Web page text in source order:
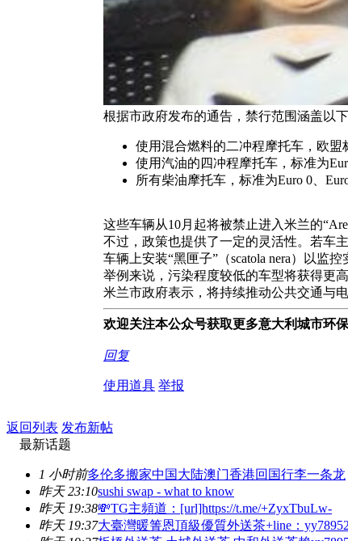
根据市政府发布的通告，禁行范围涵盖以下
使用混合燃料的二冲程摩托车，欧盟
使用汽油的四冲程摩托车，标准为
所有柴油摩托车，标准为Euro 0、
这些车辆从10月起将被禁止进入米兰的
不过，政策也提供了一定的灵活性。若车
车辆上安装“黑匣子”（scatola nera）以监
举例来说，污染程度较低的车型将获得更
米兰市政府表示，将持续推动公共交通与
欢迎关注本公众号获取更多意大利城市环
回复
使用道具 举报
返回列表 发布新帖
最新话题
1 小时前多伦多搬家中国大陆澳门香港回国行李一条龙
昨天 23:10sushi swap - what to know
昨天 19:38💸TG主頻道：[url]https://t.me/+ZyxTbuLw-
昨天 19:37大臺灣暖箐恩頂級優質外送茶+line：yy78952